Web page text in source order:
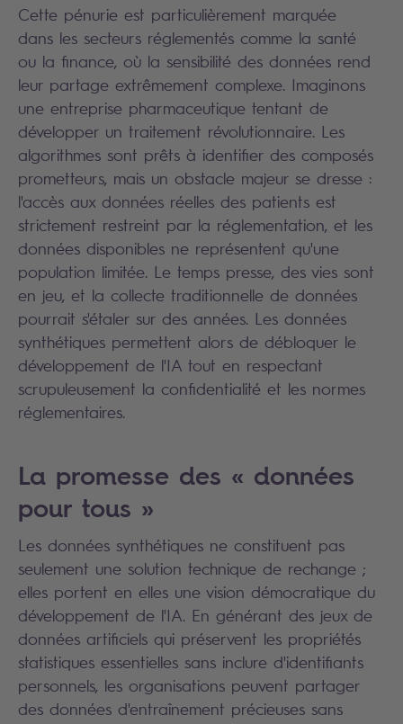
Cette pénurie est particulièrement marquée
dans les secteurs réglementés comme la santé
ou la finance, où la sensibilité des données rend
leur partage extrêmement complexe. Imaginons
une entreprise pharmaceutique tentant de
développer un traitement révolutionnaire. Les
algorithmes sont prêts à identifier des composés
prometteurs, mais un obstacle majeur se dresse :
l'accès aux données réelles des patients est
strictement restreint par la réglementation, et les
données disponibles ne représentent qu'une
population limitée. Le temps presse, des vies sont
en jeu, et la collecte traditionnelle de données
pourrait s'étaler sur des années. Les données
synthétiques permettent alors de débloquer le
développement de l'IA tout en respectant
scrupuleusement la confidentialité et les normes
réglementaires.
La promesse des « données
pour tous »
Les données synthétiques ne constituent pas
seulement une solution technique de rechange ;
elles portent en elles une vision démocratique du
développement de l'IA. En générant des jeux de
données artificiels qui préservent les propriétés
statistiques essentielles sans inclure d'identifiants
personnels, les organisations peuvent partager
des données d'entraînement précieuses sans